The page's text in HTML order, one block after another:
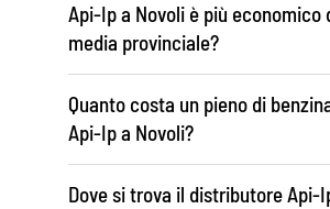
Api-Ip a Novoli è più economico
media provinciale?
Quanto costa un pieno di
Api-Ip a Novoli?
Dove si trova il distributore Api-